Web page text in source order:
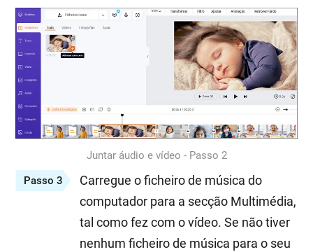
Juntar áudio e vídeo - Passo 2
Passo 3
Carregue o ficheiro de música do
computador para a secção Multimédia,
tal como fez com o vídeo. Se não tiver
nenhum ficheiro de música para o seu